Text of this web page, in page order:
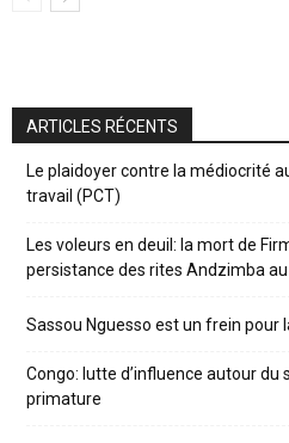
ARTICLES RÉCENTS
Le plaidoyer contre la médiocrité
travail (PCT)
Les voleurs en deuil: la mort de
persistance des rites Andzimba
Sassou Nguesso est un frein pour
Congo: lutte d’influence autour
primature